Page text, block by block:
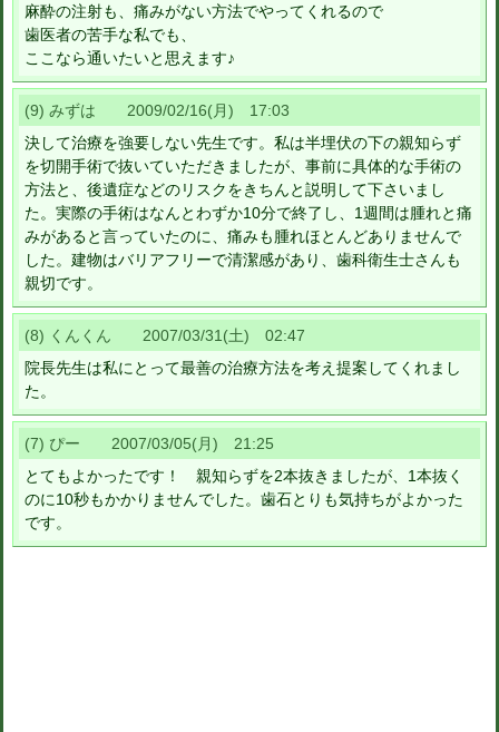
麻酔の注射も、痛みがない方法でやってくれるので
歯医者の苦手な私でも、
ここなら通いたいと思えます♪
(9) みずは 2009/02/16(月) 17:03
決して治療を強要しない先生です。私は半埋伏の下の親知らず
を切開手術で抜いていただきましたが、事前に具体的な手術の
方法と、後遺症などのリスクをきちんと説明して下さいまし
た。実際の手術はなんとわずか10分で終了し、1週間は腫れと痛
みがあると言っていたのに、痛みも腫れほとんどありませんで
した。建物はバリアフリーで清潔感があり、歯科衛生士さんも
親切です。
(8) くんくん 2007/03/31(土) 02:47
院長先生は私にとって最善の治療方法を考え提案してくれまし
た。
(7) ぴー 2007/03/05(月) 21:25
とてもよかったです！ 親知らずを2本抜きましたが、1本抜く
のに10秒もかかりませんでした。歯石とりも気持ちがよかった
です。